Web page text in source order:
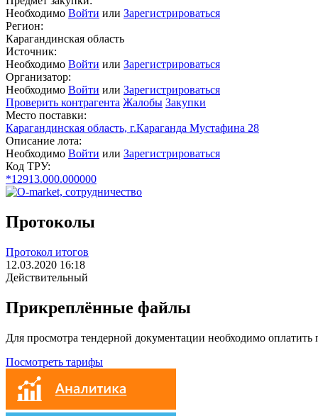
Необходимо Войти или Зарегистрироваться
Регион:
Карагандинская область
Источник:
Необходимо Войти или Зарегистрироваться
Организатор:
Необходимо Войти или Зарегистрироваться
Проверить контрагента Жалобы Закупки
Место поставки:
Карагандинская область, г.Караганда Мустафина 28
Описание лота:
Необходимо Войти или Зарегистрироваться
Код ТРУ:
*12913.000.000000
Протоколы
Протокол итогов
12.03.2020 16:18
Действительный
Прикреплённые файлы
Для просмотра тендерной документации необходимо оплатить
Посмотреть тарифы